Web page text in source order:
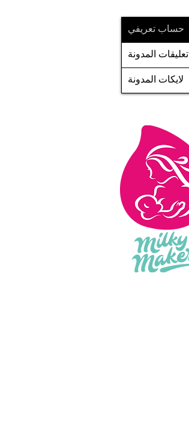
حساب تعريفي
تعليقات المدونة
لايكات المدونة